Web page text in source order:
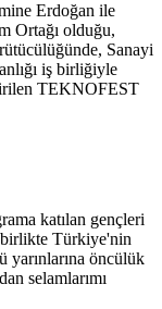
Erdoğan ile
Ortağı olduğu,
Sanayi
iş birliğiyle
TEKNOFEST
katılan gençleri
birlikte Türkiye'nin
öncülük
selamlarımı